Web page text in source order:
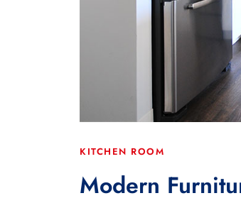
KITCHEN ROOM
Modern